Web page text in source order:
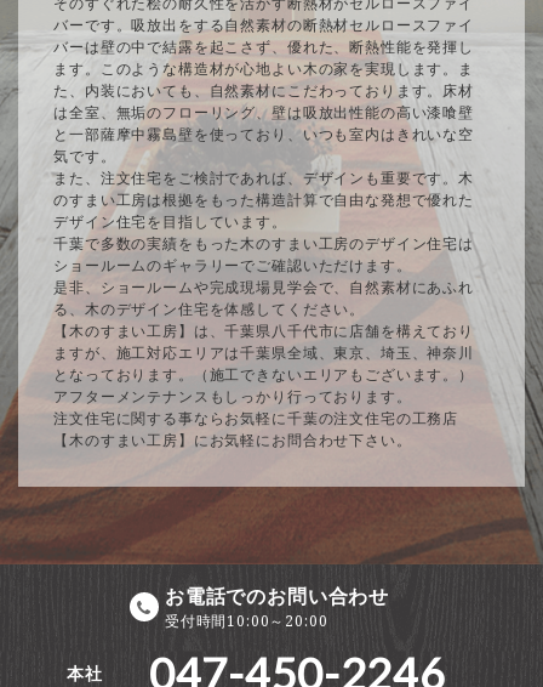
バーです。吸放出をする自然素材の断熱材セルロースファイ
バーは壁の中で結露を起こさず、優れた、断熱性能を発揮し
ます。このような構造材が心地よい木の家を実現します。ま
た、内装においても、自然素材にこだわっております。床材
は全室、無垢のフローリング、壁は吸放出性能の高い漆喰壁
と一部薩摩中霧島壁を使っており、いつも室内はきれいな空
気です。
また、注文住宅をご検討であれば、デザインも重要です。木
のすまい工房は根拠をもった構造計算で自由な発想で優れた
デザイン住宅を目指しています。
千葉で多数の実績をもった木のすまい工房のデザイン住宅は
ショールームのギャラリーでご確認いただけます。
是非、ショールームや完成現場見学会で、自然素材にあふれ
る、木のデザイン住宅を体感してください。
【木のすまい工房】は、千葉県八千代市に店舗を構えており
ますが、施工対応エリアは千葉県全域、東京、埼玉、神奈川
となっております。（施工できないエリアもございます。）
アフターメンテナンスもしっかり行っております。
注文住宅に関する事ならお気軽に千葉の注文住宅の工務店
【木のすまい工房】にお気軽にお問合わせ下さい。
お電話でのお問い合わせ
受付時間10:00～20:00
本社 047-450-2246